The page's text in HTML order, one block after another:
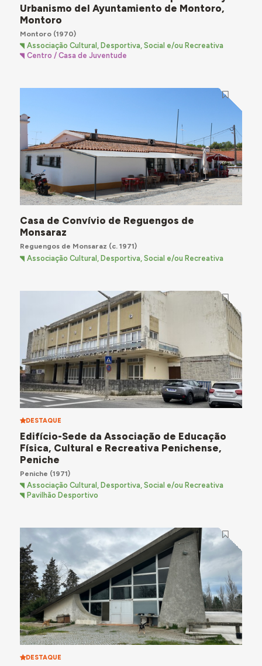
Urbanismo del Ayuntamiento de Montoro,
Montoro
Montoro(1970)
Associação Cultural, Desportiva, Social e/ou Recreativa
Centro / Casa de Juventude
Casa de Convívio de Reguengos de
Monsaraz
Reguengos de Monsaraz (c. 1971)
Associação Cultural, Desportiva, Social e/ou Recreativa
DESTAQUE
Edifício-Sede da Associação de Educação
Física, Cultural e Recreativa Penichense,
Peniche
Peniche (1971)
Associação Cultural, Desportiva, Social e/ou Recreativa
Pavilhão Desportivo
DESTAQUE